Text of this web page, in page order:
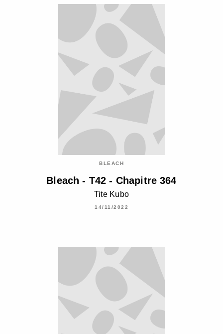
BLEACH
Bleach - T42 - Chapitre 364
Tite Kubo
14/11/2022